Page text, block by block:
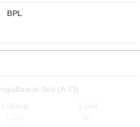
BPL
Süd (A 73)